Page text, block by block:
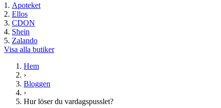
Apoteket
Ellos
CDON
Shein
Zalando
Visa alla butiker
Hem
›
Bloggen
›
Hur löser du vardagspusslet?